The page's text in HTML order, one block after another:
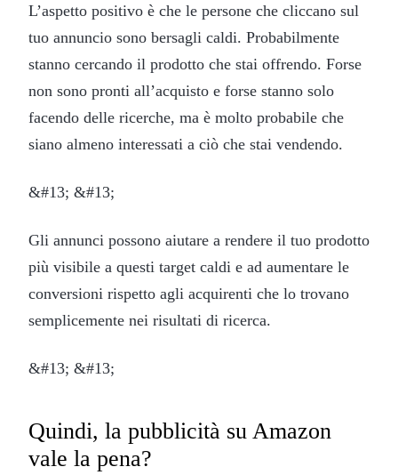
L’aspetto positivo è che le persone che cliccano sul
tuo annuncio sono bersagli caldi. Probabilmente
stanno cercando il prodotto che stai offrendo. Forse
non sono pronti all’acquisto e forse stanno solo
facendo delle ricerche, ma è molto probabile che
siano almeno interessati a ciò che stai vendendo.
&#13; &#13;
Gli annunci possono aiutare a rendere il tuo prodotto
più visibile a questi target caldi e ad aumentare le
conversioni rispetto agli acquirenti che lo trovano
semplicemente nei risultati di ricerca.
&#13; &#13;
Quindi, la pubblicità su Amazon
vale la pena?